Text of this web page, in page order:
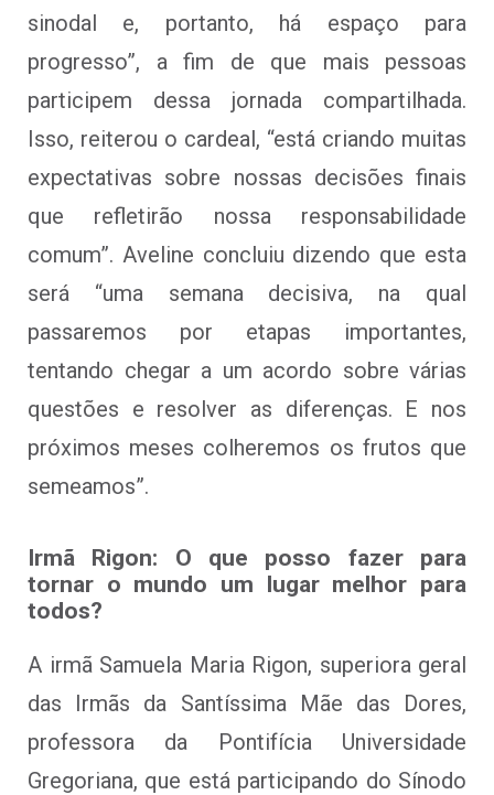
sinodal e, portanto, há espaço para
progresso”, a fim de que mais pessoas
participem dessa jornada compartilhada.
Isso, reiterou o cardeal, “está criando muitas
expectativas sobre nossas decisões finais
que refletirão nossa responsabilidade
comum”. Aveline concluiu dizendo que esta
será “uma semana decisiva, na qual
passaremos por etapas importantes,
tentando chegar a um acordo sobre várias
questões e resolver as diferenças. E nos
próximos meses colheremos os frutos que
semeamos”.
Irmã Rigon: O que posso fazer para
tornar o mundo um lugar melhor para
todos?
A irmã Samuela Maria Rigon, superiora geral
das Irmãs da Santíssima Mãe das Dores,
professora da Pontifícia Universidade
Gregoriana, que está participando do Sínodo